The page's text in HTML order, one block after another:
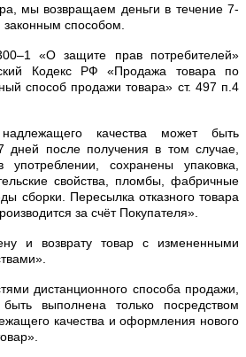
мы возвращаем деньги в течение 7-
способом.
«О защите прав потребителей»
Кодекс РФ «Продажа товара по
способ продажи товара» ст. 497 п.4
качества может быть
дней после получения в том случае,
сохранены упаковка,
свойства, пломбы, фабричные
сборки. Пересылка отказного товара
за счёт Покупателя».
и возврату товар с измененными
дистанционного способа продажи,
выполнена только посредством
качества и оформления нового